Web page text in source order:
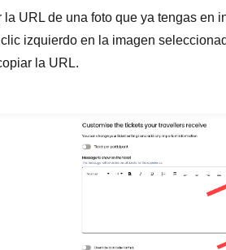
la URL de una foto que ya tengas en
izquierdo en la imagen
la URL.